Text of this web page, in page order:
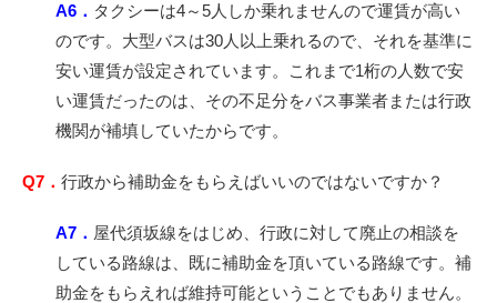
A6． タクシーは4～5人しか乗れませんので運賃が高い
のです。大型バスは30人以上乗れるので、それを基準に
安い運賃が設定されています。これまで1桁の人数で安
い運賃だったのは、その不足分をバス事業者または行政
機関が補填していたからです。
Q7． 行政から補助金をもらえばいいのではないですか？
A7． 屋代須坂線をはじめ、行政に対して廃止の相談を
している路線は、既に補助金を頂いている路線です。補
助金をもらえれば維持可能ということでもありません。